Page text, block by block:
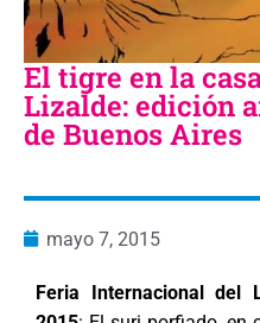
El tigre en la
Lizalde: edición
de Buenos Aires
mayo 7, 2015
Feria Internacional del